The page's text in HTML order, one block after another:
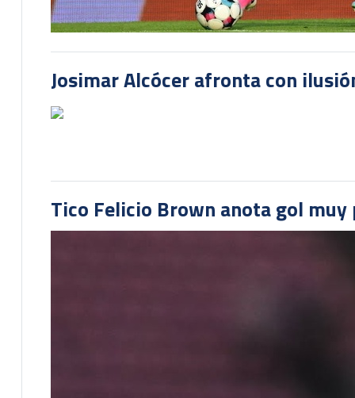
Josimar Alcócer afronta con
Tico Felicio Brown anota gol muy